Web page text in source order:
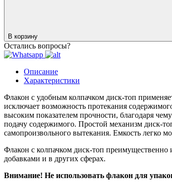
В корзину
Остались вопросы?
Описание
Характеристики
Флакон с удобным колпачком диск-топ
исключает возможность протекания
высоким показателем прочности, благодаря
подачу содержимого. Простой механизм диск-
самопроизвольного вытекания. Емкость легко
Флакон с колпачком диск-топ
добавками и в других сферах.
Внимание! Не использовать флакон для